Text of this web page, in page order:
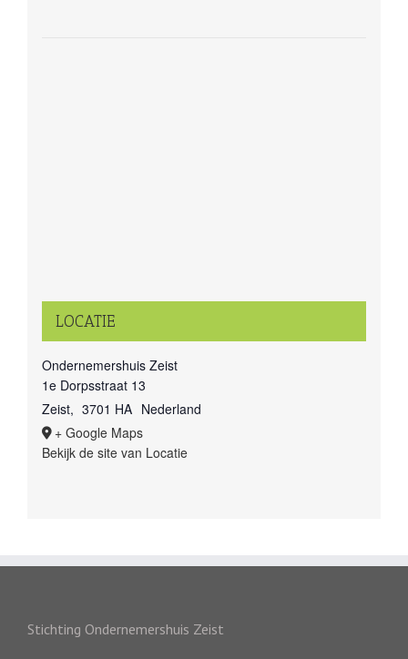
LOCATIE
Ondernemershuis Zeist
1e Dorpsstraat 13
Zeist, 3701 HA Nederland
+ Google Maps
Bekijk de site van Locatie
Stichting Ondernemershuis Zeist